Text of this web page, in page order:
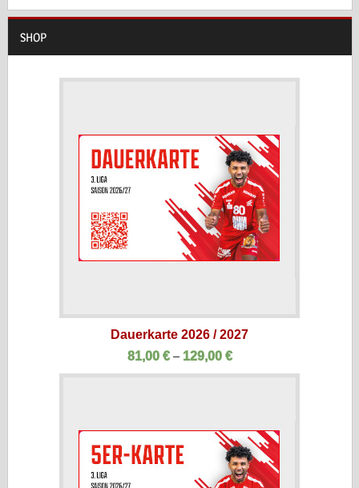
SHOP
Dauerkarte 2026 / 2027
81,00 €– 129,00 €